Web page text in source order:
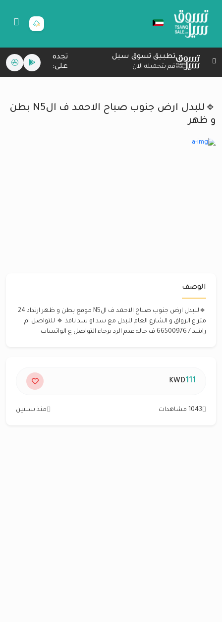
تطبيق تسوق سيل
قم بتحميله الان
تجده
على:
🔹للبدل ارض جنوب صباح الاحمد ف الN5 بطن
و ظهر
الوصف
🔹للبدل ارض جنوب صباح الاحمد ف الN5 موقع بطن و ظهر ارتداد 24
متر ع الرواق و الشارع العام للبدل مع سد او سد نافذ 🔹 للتواصل ام
راشد / 66500976 ف حاله عدم الرد برجاء التواصل ع الواتساب
111
KWD
1043 مشاهدات منذ سنتين